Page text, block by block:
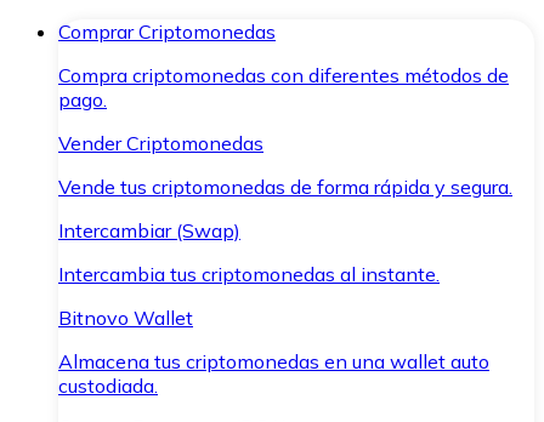
Comprar Criptomonedas
Compra criptomonedas con diferentes métodos de
pago.
Vender Criptomonedas
Vende tus criptomonedas de forma rápida y segura.
Intercambiar (Swap)
Intercambia tus criptomonedas al instante.
Bitnovo Wallet
Almacena tus criptomonedas en una wallet auto
custodiada.